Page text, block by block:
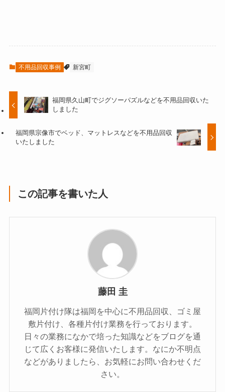
不用品回収事例 新宮町
福岡県久山町でジグソーパズルなどを不用品回収いた
しました
福岡県宗像市でベッド、マットレスなどを不用品回収
いたしました
この記事を書いた人
藤田 圭
福岡片付け隊は福岡を中心に不用品回収、ゴミ屋
敷片付け、各種片付け業務を行っております。
日々の業務になかで培った知識などをブログを通
じて広くお客様に発信いたします。なにか不明点
などがありましたら、お気軽にお問い合わせくだ
さい。